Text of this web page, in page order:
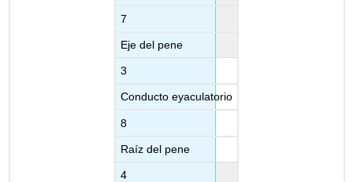
7
Eje del pene
3
Conducto eyaculatorio
8
Raíz del pene
4